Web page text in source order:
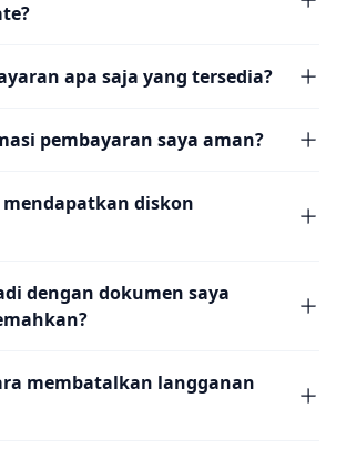
apa saja yang tersedia?
pembayaran saya aman?
diskon
dengan dokumen saya
membatalkan langganan